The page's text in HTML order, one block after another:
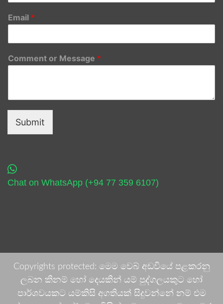
Email *
Comment or Message *
Submit
Chat on WhatsApp (+94 77 359 6107)
Copyrights protected: මෙම වෙබ් අඩවියේ පළකරනු
ලබන කිනම් හෝ දෙයකින් යම් පුද්ගලයකුට හෝ
පාර්ශවයකට යම්කිසි අගතියක් සිදුවන්නේ නම් එම